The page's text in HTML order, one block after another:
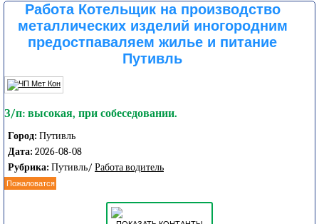
Работа Котельщик на производство
металлических изделий иногородним
предостпаваляем жилье и питание
Путивль
З/п: высокая, при собеседовании.
Город: Путивль
Дата: 2026-08-08
Рубрика: Путивль/ Работа водитель
Пожаловатся